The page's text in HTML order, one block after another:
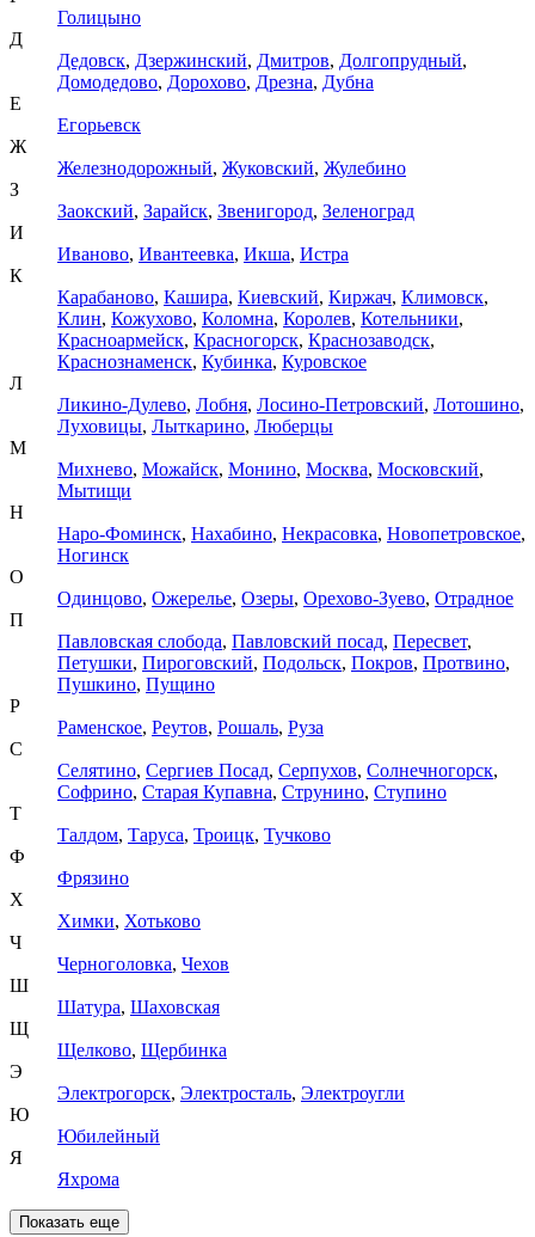
Голицыно
Д
Дедовск, Дзержинский, Дмитров, Долгопрудный,
Домодедово, Дорохово, Дрезна, Дубна
Е
Егорьевск
Ж
Железнодорожный, Жуковский, Жулебино
З
Заокский, Зарайск, Звенигород, Зеленоград
И
Иваново, Ивантеевка, Икша, Истра
К
Карабаново, Кашира, Киевский, Киржач, Климовск,
Клин, Кожухово, Коломна, Королев, Котельники,
Красноармейск, Красногорск, Краснозаводск,
Краснознаменск, Кубинка, Куровское
Л
Ликино-Дулево, Лобня, Лосино-Петровский, Лотошино,
Луховицы, Лыткарино, Люберцы
М
Михнево, Можайск, Монино, Москва, Московский,
Мытищи
Н
Наро-Фоминск, Нахабино, Некрасовка, Новопетровское,
Ногинск
О
Одинцово, Ожерелье, Озеры, Орехово-Зуево, Отрадное
П
Павловская слобода, Павловский посад, Пересвет,
Петушки, Пироговский, Подольск, Покров, Протвино,
Пушкино, Пущино
Р
Раменское, Реутов, Рошаль, Руза
С
Селятино, Сергиев Посад, Серпухов, Солнечногорск,
Софрино, Старая Купавна, Струнино, Ступино
Т
Талдом, Таруса, Троицк, Тучково
Ф
Фрязино
Х
Химки, Хотьково
Ч
Черноголовка, Чехов
Ш
Шатура, Шаховская
Щ
Щелково, Щербинка
Э
Электрогорск, Электросталь, Электроугли
Ю
Юбилейный
Я
Яхрома
Показать еще